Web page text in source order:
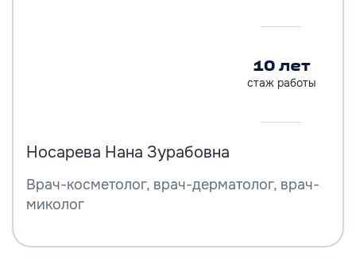
10 лет
стаж работы
Носарева Нана Зурабовна
Врач-косметолог, врач-дерматолог, врач-
миколог